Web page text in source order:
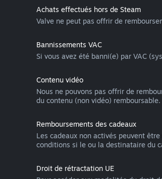
Achats effectués hors de Steam
Valve ne peut pas offrir de
Bannissements VAC
Si vous avez été banni(e) par VAC
Contenu vidéo
Nous ne pouvons pas offrir de
du contenu (non vidéo) remboursable.
Remboursements des cadeaux
Les cadeaux non activés peuvent
conditions si le ou la destinataire du
Droit de rétractation UE